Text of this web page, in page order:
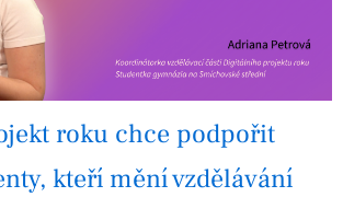
roku chce podpořit
kteří mění vzdělávání